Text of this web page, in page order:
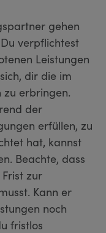
gehen
verpflichtest
Leistungen
dir die im
zu erbringen.
der
erfüllen, zu
hat, kannst
Beachte, dass
zur
Kann er
noch
fristlos